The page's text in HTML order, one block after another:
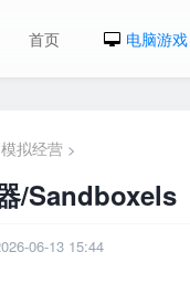
首页 电脑游戏
模拟经营 >
/Sandboxels
06-13 15:44